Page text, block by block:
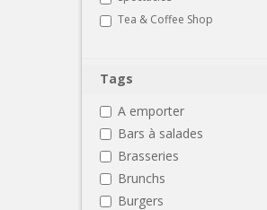
Tea & Coffee Shop
Tags
A emporter
Bars à salades
Brasseries
Brunchs
Burgers